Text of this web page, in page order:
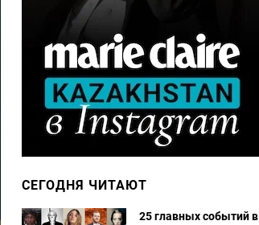
СЕГОДНЯ ЧИТАЮТ
25 главных событий в